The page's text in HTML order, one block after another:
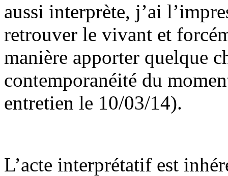
aussi interprète, j’ai
retrouver le vivant et
manière apporter quelque
contemporanéité du
entretien le 10/03/14).
L’acte interprétatif est